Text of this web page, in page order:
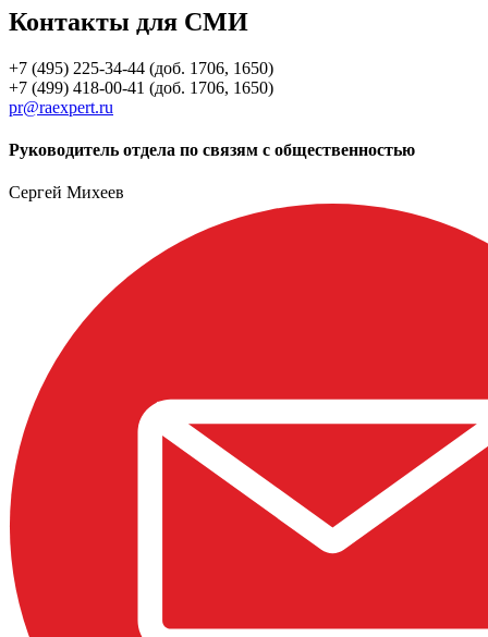
Контакты для СМИ
+7 (495) 225-34-44 (доб. 1706, 1650)
+7 (499) 418-00-41 (доб. 1706, 1650)
pr@raexpert.ru
Руководитель отдела по связям с общественностью
Сергей Михеев